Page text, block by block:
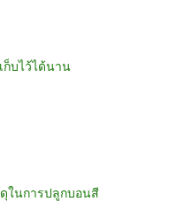
ก็บไว้ได้นาน
ในการปลูกบอนสี